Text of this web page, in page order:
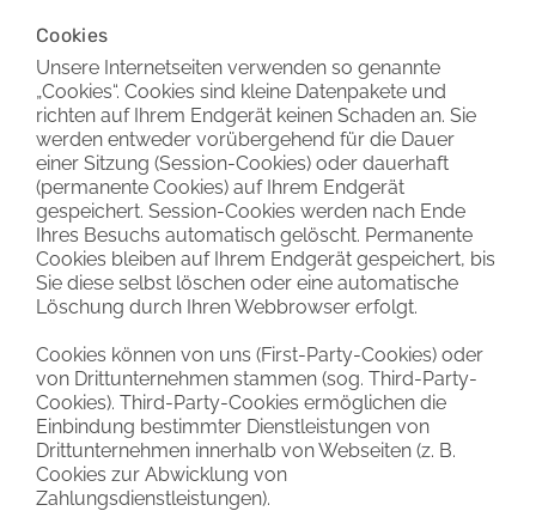
Cookies
Unsere Internetseiten verwenden so genannte
„Cookies“. Cookies sind kleine Datenpakete und
richten auf Ihrem Endgerät keinen Schaden an. Sie
werden entweder vorübergehend für die Dauer
einer Sitzung (Session-Cookies) oder dauerhaft
(permanente Cookies) auf Ihrem Endgerät
gespeichert. Session-Cookies werden nach Ende
Ihres Besuchs automatisch gelöscht. Permanente
Cookies bleiben auf Ihrem Endgerät gespeichert, bis
Sie diese selbst löschen oder eine automatische
Löschung durch Ihren Webbrowser erfolgt.
Cookies können von uns (First-Party-Cookies) oder
von Drittunternehmen stammen (sog. Third-Party-
Cookies). Third-Party-Cookies ermöglichen die
Einbindung bestimmter Dienstleistungen von
Drittunternehmen innerhalb von Webseiten (z. B.
Cookies zur Abwicklung von
Zahlungsdienstleistungen).